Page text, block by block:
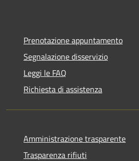
Prenotazione appuntamento
Segnalazione disservizio
Leggi le FAQ
Richiesta di assistenza
Amministrazione trasparente
Trasparenza rifiuti